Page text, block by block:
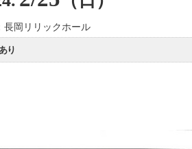
長岡リリックホール
り